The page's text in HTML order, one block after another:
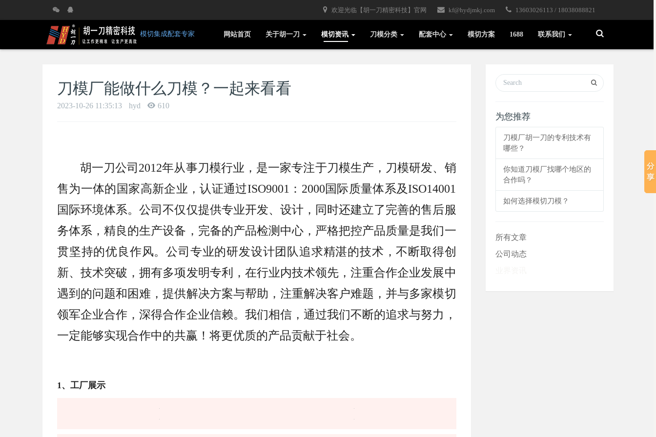
欢迎光临【胡一刀精密科技】官网 kf@hydjmkj.com 13603026113 / 18038088821
模切集成配套专家 Toggle
Search
网站首页 关于胡一刀 模切资讯 刀模分类 配套中心 模切方案 1688 联系我们
刀模厂能做什么刀模？一起来看看
2023-10-26 11:35:13 hyd 610
胡一刀公司2012年从事刀模行业，是一家专注于刀模生产，刀模研发、销
售为一体的国家高新企业，认证通过ISO9001：2000国际质量体系及ISO14001
国际环境体系。公司不仅仅提供专业开发、设计，同时还建立了完善的售后服
务体系，精良的生产设备，完备的产品检测中心，严格把控产品质量是我们一
贯坚持的优良作风。公司专业的研发设计团队追求精湛的技术，不断取得创
新、技术突破，拥有多项发明专利，在行业内技术领先，注重合作企业发展中
遇到的问题和困难，提供解决方案与帮助，注重解决客户难题，并与多家模切
领军企业合作，深得合作企业信赖。我们相信，通过我们不断的追求与努力，
一定能够实现合作中的共赢！将更优质的产品贡献于社会。
1、工厂展示
为您推荐
刀模厂胡一刀的专利技术有
哪些？
你知道刀模厂找哪个地区的
合作吗？
如何选择模切刀模？
所有文章
公司动态